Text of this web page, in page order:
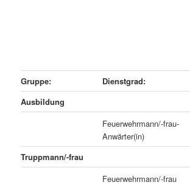
Gruppe: Dienstgrad:
Ausbildung
Feuerwehrmann/-frau-
Anwärter(in)
Truppmann/-frau
Feuerwehrmann/-frau